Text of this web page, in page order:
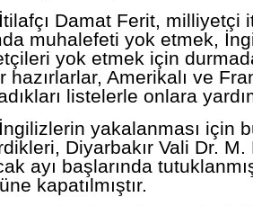
Damat Ferit, milliyetçi
muhalefeti yok etmek,
yok etmek için
hazırlarlar, Amerikalı ve
listelerle onlara
yakalanması için
Diyarbakır Vali Dr.
ayı başlarında
kapatılmıştır.